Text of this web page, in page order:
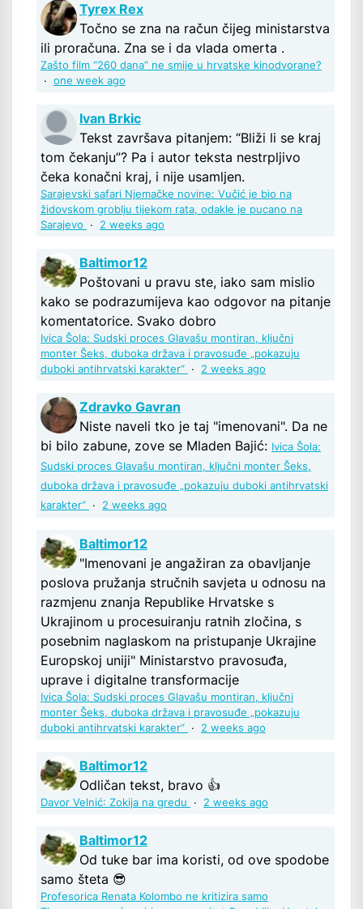
Tyrex Rex
Točno se zna na račun čijeg ministarstva
ili proračuna. Zna se i da vlada omerta .
Zašto film “260 dana” ne smije u hrvatske kinodvorane?
· one week ago
Ivan Brkic
Tekst završava pitanjem: “Bliži li se kraj
tom čekanju”? Pa i autor teksta nestrpljivo
čeka konačni kraj, i nije usamljen.
Sarajevski safari Njemačke novine: Vučić je bio na
židovskom groblju tijekom rata, odakle je pucano na
Sarajevo
· 2 weeks ago
Baltimor12
Poštovani u pravu ste, iako sam mislio
kako se podrazumijeva kao odgovor na pitanje
komentatorice. Svako dobro
Ivica Šola: Sudski proces Glavašu montiran, ključni
monter Šeks, duboka država i pravosuđe „pokazuju
duboki antihrvatski karakter“ · 2 weeks ago
Zdravko Gavran
Niste naveli tko je taj "imenovani". Da ne
bi bilo zabune, zove se Mladen Bajić: Ivica Šola:
Sudski proces Glavašu montiran, ključni monter Šeks,
duboka država i pravosuđe „pokazuju duboki antihrvatski
karakter“ · 2 weeks ago
Baltimor12
"Imenovani je angažiran za obavljanje
poslova pružanja stručnih savjeta u odnosu na
razmjenu znanja Republike Hrvatske s
Ukrajinom u procesuiranju ratnih zločina, s
posebnim naglaskom na pristupanje Ukrajine
Europskoj uniji" Ministarstvo pravosuđa,
uprave i digitalne transformacije
Ivica Šola: Sudski proces Glavašu montiran, ključni
monter Šeks, duboka država i pravosuđe „pokazuju
duboki antihrvatski karakter“ · 2 weeks ago
Baltimor12
Odličan tekst, bravo 👍
Davor Velnić: Zokija na gredu · 2 weeks ago
Baltimor12
Od tuke bar ima koristi, od ove spodobe
samo šteta 😎
Profesorica Renata Kolombo ne kritizira samo